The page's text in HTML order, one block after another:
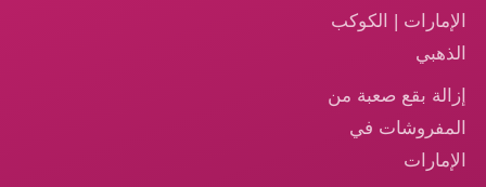
الإمارات | الكوكب
الذهبي
إزالة بقع صعبة من
المفروشات في
الإمارات